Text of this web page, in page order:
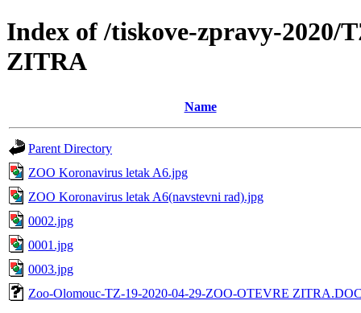
Index of /tiskove-zpravy-2020/
ZITRA
Name
Parent Directory
ZOO Koronavirus letak A6.jpg
ZOO Koronavirus letak A6(navstevni rad).jpg
0002.jpg
0001.jpg
0003.jpg
Zoo-Olomouc-TZ-19-2020-04-29-ZOO-OTEVRE